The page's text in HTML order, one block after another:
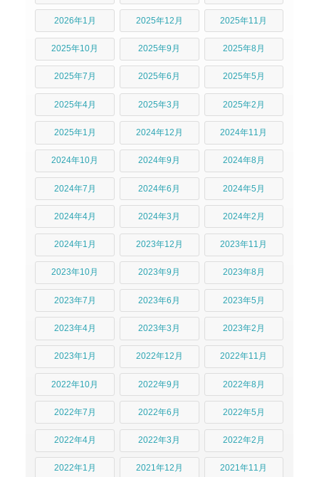
2026年1月 2025年12月 2025年11月
2025年10月 2025年9月 2025年8月
2025年7月 2025年6月 2025年5月
2025年4月 2025年3月 2025年2月
2025年1月 2024年12月 2024年11月
2024年10月 2024年9月 2024年8月
2024年7月 2024年6月 2024年5月
2024年4月 2024年3月 2024年2月
2024年1月 2023年12月 2023年11月
2023年10月 2023年9月 2023年8月
2023年7月 2023年6月 2023年5月
2023年4月 2023年3月 2023年2月
2023年1月 2022年12月 2022年11月
2022年10月 2022年9月 2022年8月
2022年7月 2022年6月 2022年5月
2022年4月 2022年3月 2022年2月
2022年1月 2021年12月 2021年11月